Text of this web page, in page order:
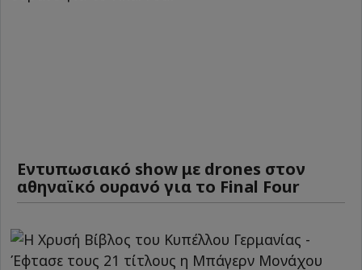
Εντυπωσιακό show με drones στον
αθηναϊκό ουρανό για το Final Four